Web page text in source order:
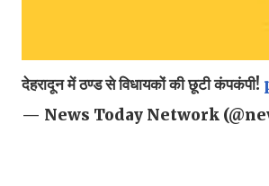
देहरादून में ठण्ड से विधायकों की छूटी कंपकंपी!
— News Today Network